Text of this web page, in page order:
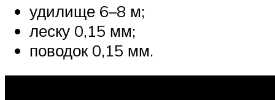
удилище 6–8 м;
леску 0,15 мм;
поводок 0,15 мм.